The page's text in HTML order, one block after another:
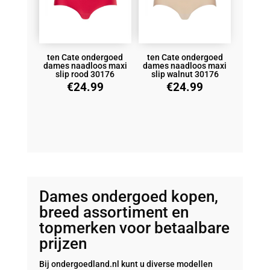
ten Cate ondergoed
dames naadloos maxi
slip rood 30176
€24.99
ten Cate ondergoed
dames naadloos maxi
slip walnut 30176
€24.99
Dames ondergoed kopen,
breed assortiment en
topmerken voor betaalbare
prijzen
Bij ondergoedland.nl kunt u diverse modellen